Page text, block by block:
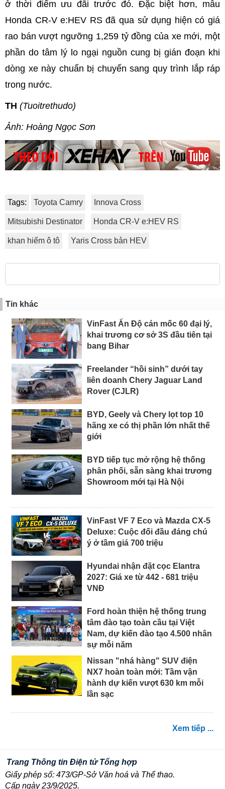
ở thời điểm ưu đãi trước đó. Đặc biệt hơn, mẫu
Honda CR-V e:HEV RS đã qua sử dụng hiện có giá
rao bán vượt ngưỡng 1,259 tỷ đồng của xe mới, một
phần do tâm lý lo ngại nguồn cung bị gián đoạn khi
dòng xe này chuẩn bị chuyển sang quy trình lắp ráp
trong nước.
TH (Tuoitrethudo)
Ảnh: Hoàng Ngọc Sơn
Tags: Toyota Camry Innova Cross
Mitsubishi Destinator Honda CR-V e:HEV RS
khan hiếm ô tô Yaris Cross bản HEV
Tin khác
VinFast Ấn Độ cán mốc 60 đại lý,
khai trương cơ sở 3S đầu tiên tại
bang Bihar
Freelander “hồi sinh” dưới tay
liên doanh Chery Jaguar Land
Rover (CJLR)
BYD, Geely và Chery lọt top 10
hãng xe có thị phần lớn nhất thế
giới
BYD tiếp tục mở rộng hệ thống
phân phối, sẵn sàng khai trương
Showroom mới tại Hà Nội
VinFast VF 7 Eco và Mazda CX-5
Deluxe: Cuộc đối đầu đáng chú
ý ở tầm giá 700 triệu
Hyundai nhận đặt cọc Elantra
2027: Giá xe từ 442 - 681 triệu
VNĐ
Ford hoàn thiện hệ thống trung
tâm đào tạo toàn cầu tại Việt
Nam, dự kiến đào tạo 4.500 nhân
sự mỗi năm
Nissan "nhá hàng" SUV điện
NX7 hoàn toàn mới: Tầm vận
hành dự kiến vượt 630 km mỗi
lần sạc
Xem tiếp ...
Trang Thông tin Điện tử Tổng hợp
Giấy phép số: 473/GP-Sở Văn hoá và Thể thao.
Cấp ngày 23/9/2025.